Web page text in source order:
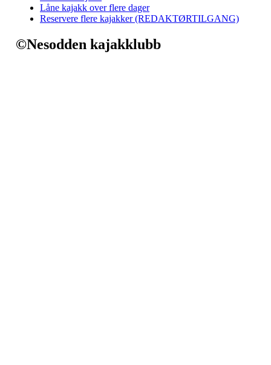
Låne kajakk over flere dager
Reservere flere kajakker (REDAKTØRTILGANG)
©Nesodden kajakklubb